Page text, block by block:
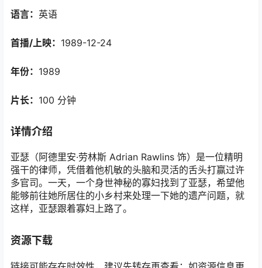
语言： 英语
首播/上映： 1989-12-24
年份： 1989
片长： 100 分钟
详情介绍
亚瑟（阿德里安·劳林斯 Adrian Rawlins 饰）是一位精明
强干的律师，凭借着他机敏的头脑和灵活的舌头打赢过许
多官司。一天，一个身世神秘的寡妇找到了亚瑟，希望他
能够前往她所居住的小乡村来处理一下她的遗产问题，就
这样，亚瑟跟着寡妇上路了。
资源下载